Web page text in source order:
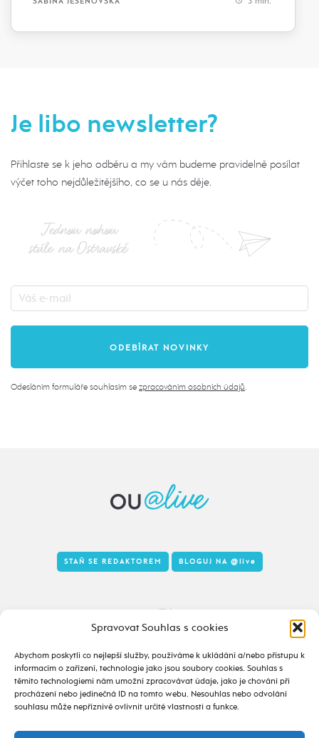
Spravovat Souhlas s cookies
Abychom poskytli co nejlepší služby, používáme k ukládání a/nebo přístupu k
informacím o zařízení, technologie jako jsou soubory cookies. Souhlas s
těmito technologiemi nám umožní zpracovávat údaje, jako je chování při
procházení nebo jedinečná ID na tomto webu. Nesouhlas nebo odvolání
souhlasu může nepříznivě ovlivnit určité vlastnosti a funkce.
Je libo newsletter?
Přihlaste se k jeho odběru a my vám budeme pravidelně posílat
výčet toho nejdůležitějšího, co se u nás děje.
Jednou nohou
stále na Ostravské
Odesláním formuláře souhlasím se zpracováním osobních údajů.
Tady to taky žije
STAŇ SE REDAKTOREM BLOGUJ NA @live